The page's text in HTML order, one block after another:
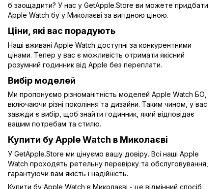
б заощадити? У нас у GetApple.Store ви можете придбати
Apple Watch бу у Миколаєві за вигідною ціною.
Ціни, які вас порадують
Наші вживані Apple Watch доступні за конкурентними
цінами. Тепер у вас є можливість отримати якісний
розумний годинник від Apple без переплати.
Вибір моделей
Ми пропонуємо різноманітність моделей Apple Watch БО,
включаючи різні покоління та дизайни. Таким чином, у вас
завжди є вибір, щоб знайти годинник, який відповідає
вашим потребам та стилю.
Купити бу Apple Watch в Миколаєві
У GetApple.Store ми цінуємо вашу довіру. Всі наші Apple
Watch проходять ретельну перевірку та обслуговування,
гарантуючи вам якість і надійність.
Купити бу Apple Watch в Миколаєві - це відмінний спосіб